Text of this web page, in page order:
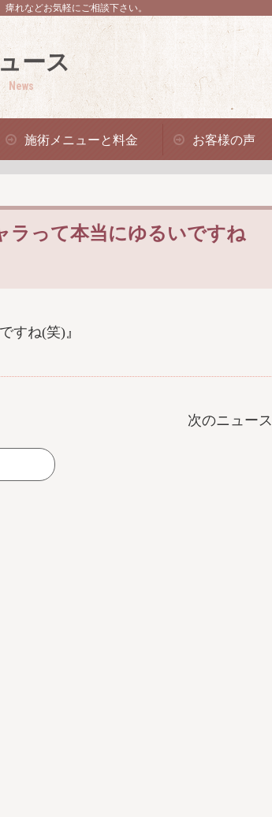
れなどお気軽にご相談下さい。
ース
News
施術メニューと料金 お客様の声
ラって本当にゆるいですね
すね(笑)』
次のニュース